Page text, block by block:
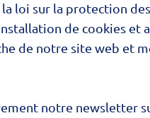
loi sur la protection
de cookies et
de notre site web et
notre newsletter